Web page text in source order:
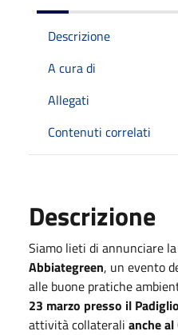
Descrizione
A cura di
Allegati
Contenuti correlati
Descrizione
Siamo lieti di annunciare
Abbiategreen, un evento
alle buone pratiche
23 marzo presso il
attività collaterali anche